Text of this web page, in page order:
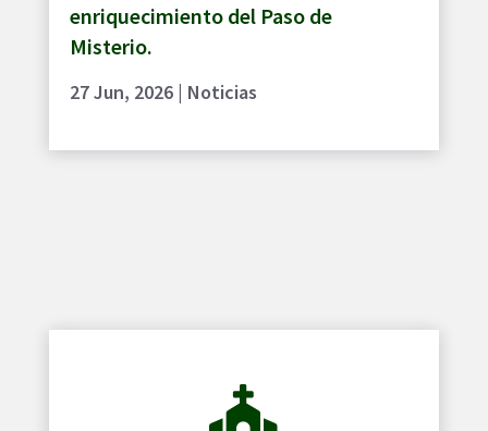
enriquecimiento del Paso de
Misterio.
27 Jun, 2026| Noticias
